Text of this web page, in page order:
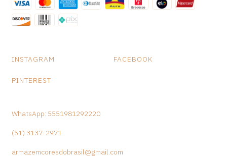
INSTAGRAM FACEBOOK
PINTEREST
WhatsApp: 5551981292220
(51) 3137-2971
armazemcoresdobrasil@gmail.com